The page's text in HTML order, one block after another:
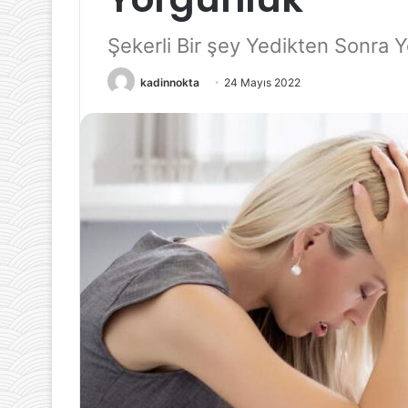
Şekerli Bir şey Yedikten Sonra
kadinnokta 24 Mayıs 2022
Halkalı Kombi Servisi